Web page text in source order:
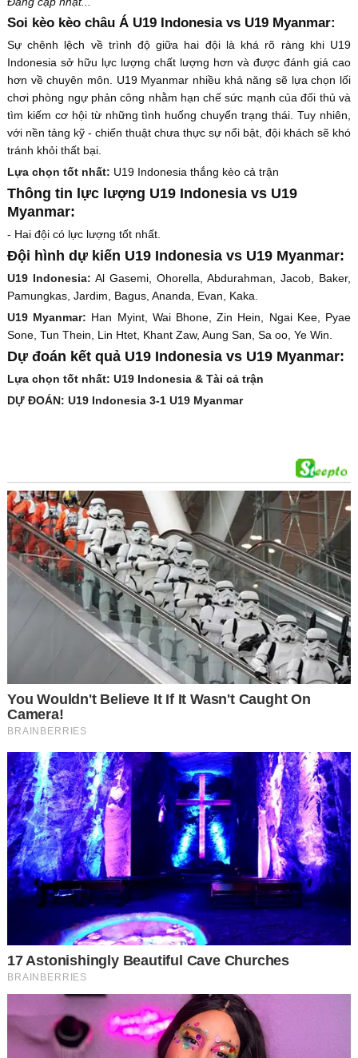
Soi kèo kèo châu Á U19 Indonesia vs U19 Myanmar:
Sự chênh lệch về trình độ giữa hai đội là khá rõ ràng khi U19
Indonesia sở hữu lực lượng chất lượng hơn và được đánh giá cao
hơn về chuyên môn. U19 Myanmar nhiều khả năng sẽ lựa chọn lối
chơi phòng ngự phản công nhằm hạn chế sức mạnh của đối thủ và
tìm kiếm cơ hội từ những tình huống chuyển trạng thái. Tuy nhiên,
với nền tảng kỹ - chiến thuật chưa thực sự nổi bật, đội khách sẽ khó
tránh khỏi thất bại.
Lựa chọn tốt nhất: U19 Indonesia thắng kèo cả trận
Thông tin lực lượng U19 Indonesia vs U19
Myanmar:
- Hai đội có lực lượng tốt nhất.
Đội hình dự kiến U19 Indonesia vs U19 Myanmar:
U19 Indonesia: Al Gasemi, Ohorella, Abdurahman, Jacob, Baker,
Pamungkas, Jardim, Bagus, Ananda, Evan, Kaka.
U19 Myanmar: Han Myint, Wai Bhone, Zin Hein, Ngai Kee, Pyae
Sone, Tun Thein, Lin Htet, Khant Zaw, Aung San, Sa oo, Ye Win.
Dự đoán kết quả U19 Indonesia vs U19 Myanmar:
Lựa chọn tốt nhất: U19 Indonesia & Tài cả trận
DỰ ĐOÁN: U19 Indonesia 3-1 U19 Myanmar